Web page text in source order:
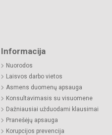
Informacija
Nuorodos
Laisvos darbo vietos
Asmens duomenų apsauga
Konsultavimasis su visuomene
Dažniausiai užduodami klausimai
Pranešėjų apsauga
Korupcijos prevencija